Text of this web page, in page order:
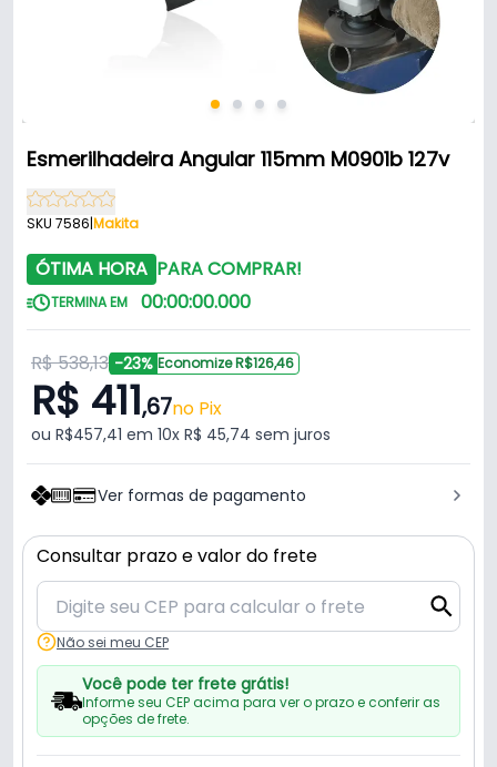
Esmerilhadeira Angular 115mm M0901b 127v
SKU 7586|Makita
ÓTIMA HORA PARA COMPRAR!
TERMINA EM 00:00:00.000
R$ 538,13 -23% Economize R$126,46
R$ 411,67no Pix
ou R$457,41 em 10x R$ 45,74 sem juros
Ver formas de pagamento
Consultar prazo e valor do frete
Não sei meu CEP
Você pode ter frete grátis!
Informe seu CEP acima para ver o prazo e conferir as
opções de frete.